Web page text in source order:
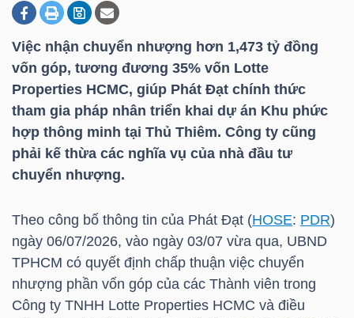
Việc nhận chuyển nhượng hơn 1,473 tỷ đồng
vốn góp, tương đương 35% vốn Lotte
Properties HCMC, giúp Phát Đạt chính thức
tham gia pháp nhân triển khai dự án Khu phức
hợp thông minh tại Thủ Thiêm. Công ty cũng
phải kế thừa các nghĩa vụ của nhà đầu tư
chuyển nhượng.
Theo công bố thông tin của Phát Đạt (HOSE: PDR)
ngày 06/07/2026, vào ngày 03/07 vừa qua, UBND
TPHCM có quyết định chấp thuận việc chuyển
nhượng phần vốn góp của các Thành viên trong
Công ty TNHH Lotte Properties HCMC và điều
DOANH
NGHIỆP
BẤT
ĐỘNG
SẢN
TÀI
CHÍNH